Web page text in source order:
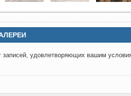
записей, удовлетворяющих вашим